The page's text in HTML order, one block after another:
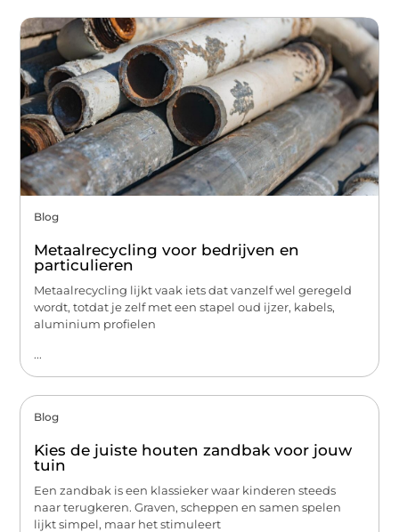
Blog
Metaalrecycling voor bedrijven en
particulieren
Metaalrecycling lijkt vaak iets dat vanzelf wel geregeld
wordt, totdat je zelf met een stapel oud ijzer, kabels,
aluminium profielen
...
Blog
Kies de juiste houten zandbak voor jouw
tuin
Een zandbak is een klassieker waar kinderen steeds
naar terugkeren. Graven, scheppen en samen spelen
lijkt simpel, maar het stimuleert